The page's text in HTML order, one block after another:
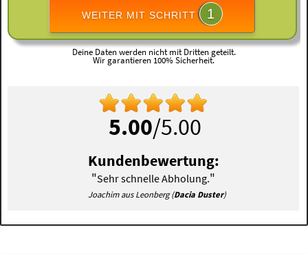
WEITER MIT SCHRITT 1
Deine Daten werden nicht mit Dritten geteilt.
Wir garantieren 100% Sicherheit.
5.00/5.00
Kundenbewertung:
"Sehr schnelle Abholung."
Joachim aus Leonberg (Dacia Duster)